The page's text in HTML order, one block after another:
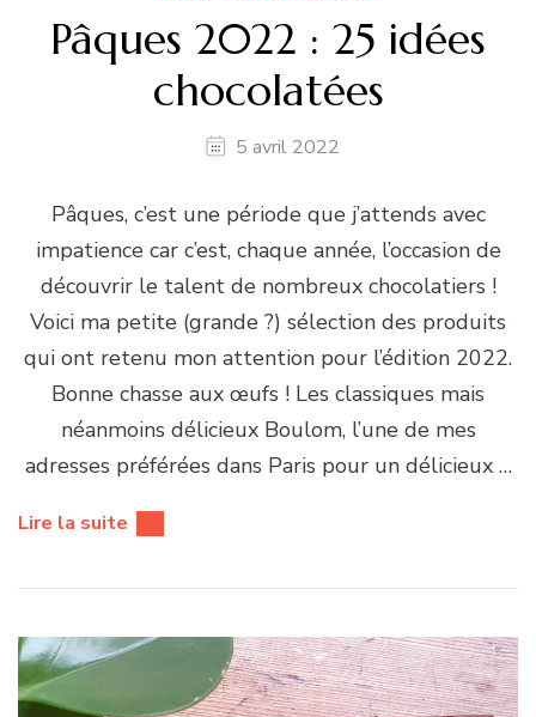
Pâques 2022 : 25 idées
chocolatées
5 avril 2022
Pâques, c’est une période que j’attends avec
impatience car c’est, chaque année, l’occasion de
découvrir le talent de nombreux chocolatiers !
Voici ma petite (grande ?) sélection des produits
qui ont retenu mon attention pour l’édition 2022.
Bonne chasse aux œufs ! Les classiques mais
néanmoins délicieux Boulom, l’une de mes
adresses préférées dans Paris pour un délicieux …
Lire la suite